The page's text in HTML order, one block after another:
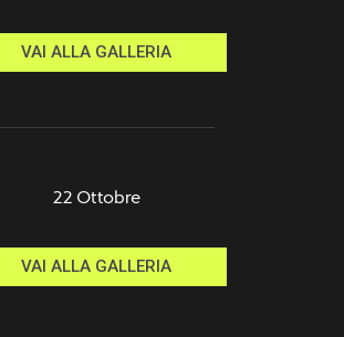
VAI ALLA GALLERIA
22 Ottobre
VAI ALLA GALLERIA